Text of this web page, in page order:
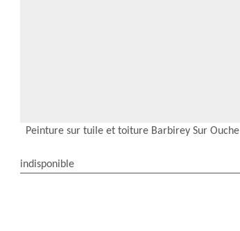
Peinture sur tuile et toiture Barbirey Sur Ouche
indisponible